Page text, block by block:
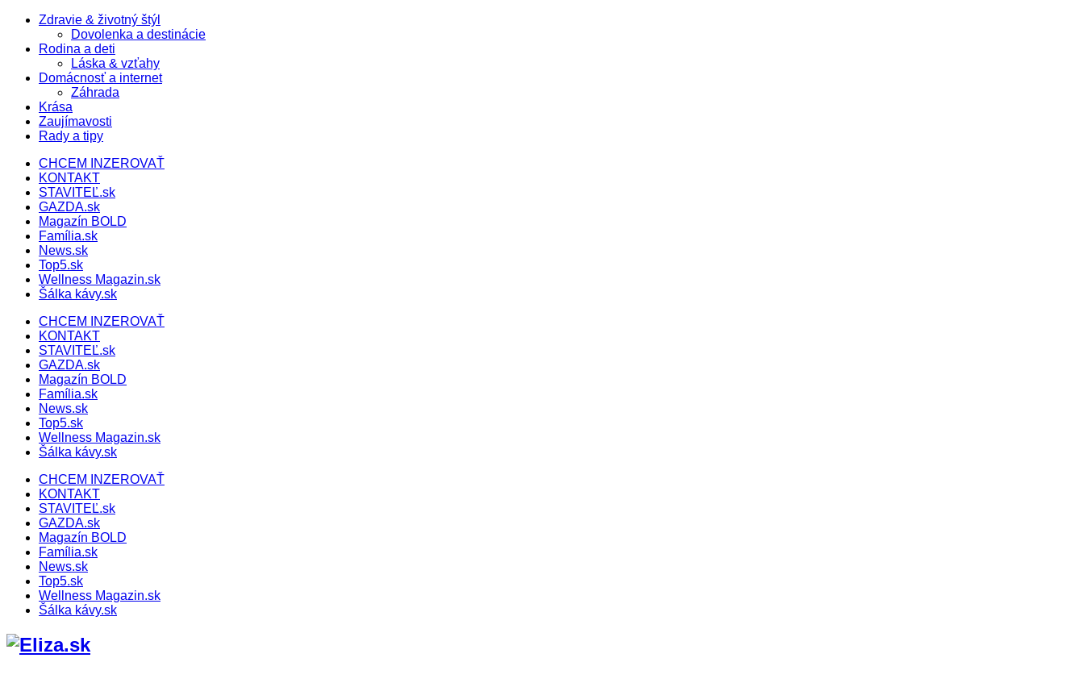
Zdravie & životný štýl
Dovolenka a destinácie
Rodina a deti
Láska & vzťahy
Domácnosť a internet
Záhrada
Krása
Zaujímavosti
Rady a tipy
CHCEM INZEROVAŤ
KONTAKT
STAVITEĽ.sk
GAZDA.sk
Magazín BOLD
Família.sk
News.sk
Top5.sk
Wellness Magazin.sk
Šálka kávy.sk
CHCEM INZEROVAŤ
KONTAKT
STAVITEĽ.sk
GAZDA.sk
Magazín BOLD
Família.sk
News.sk
Top5.sk
Wellness Magazin.sk
Šálka kávy.sk
CHCEM INZEROVAŤ
KONTAKT
STAVITEĽ.sk
GAZDA.sk
Magazín BOLD
Família.sk
News.sk
Top5.sk
Wellness Magazin.sk
Šálka kávy.sk